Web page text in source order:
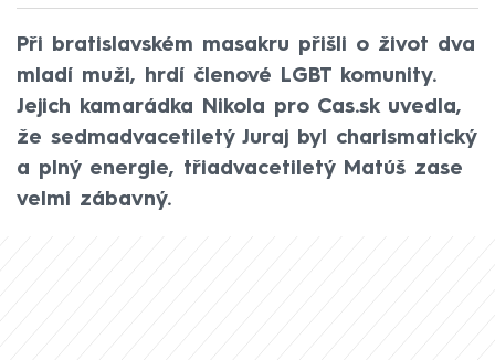
Při bratislavském masakru přišli o život dva
mladí muži, hrdí členové LGBT komunity.
Jejich kamarádka Nikola pro Cas.sk uvedla,
že sedmadvacetiletý Juraj byl charismatický
a plný energie, třiadvacetiletý Matúš zase
velmi zábavný.